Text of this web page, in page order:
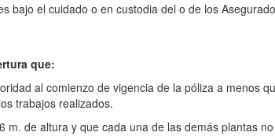
bajo el cuidado o en custodia del o de los
que:
al comienzo de vigencia de la póliza a menos
trabajos realizados.
de altura y que cada una de las demás plantas